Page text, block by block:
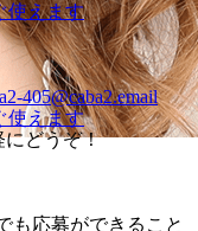
使えます
405@caba2.email
使えます
にどうぞ！
も応募ができること